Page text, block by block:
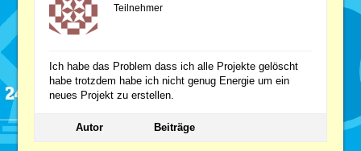
Teilnehmer
Ich habe das Problem dass ich alle Projekte gelöscht
habe trotzdem habe ich nicht genug Energie um ein
neues Projekt zu erstellen.
Autor Beiträge